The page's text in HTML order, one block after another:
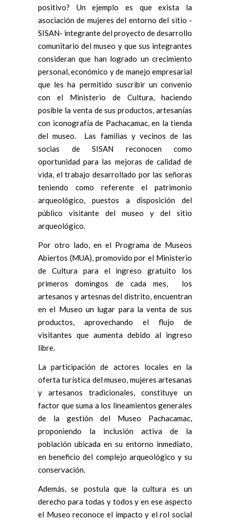
positivo? Un ejemplo es que exista la
asociación de mujeres del entorno del sitio -
SISAN- integrante del proyecto de desarrollo
comunitario del museo y que sus integrantes
consideran que han logrado un crecimiento
personal, económico y de manejo empresarial
que les ha permitido suscribir un convenio
con el Ministerio de Cultura, haciendo
posible la venta de sus productos, artesanías
con iconografía de Pachacamac, en la tienda
del museo. Las familias y vecinos de las
socias de SISAN reconocen como
oportunidad para las mejoras de calidad de
vida, el trabajo desarrollado por las señoras
teniendo como referente el patrimonio
arqueológico, puestos a disposición del
público visitante del museo y del sitio
arqueológico.
Por otro lado, en el Programa de Museos
Abiertos (MUA), promovido por el Ministerio
de Cultura para el ingreso gratuito los
primeros domingos de cada mes, los
artesanos y artesnas del distrito, encuentran
en el Museo un lugar para la venta de sus
productos, aprovechando el flujo de
visitantes que aumenta debido al ingreso
libre.
La participación de actores locales en la
oferta turística del museo, mujeres artesanas
y artesanos tradicionales, constituye un
factor que suma a los lineamientos generales
de la gestión del Museo Pachacamac,
proponiendo la inclusión activa de la
población ubicada en su entorno inmediato,
en beneficio del complejo arqueológico y su
conservación.
Además, se postula que la cultura es un
derecho para todas y todos y en ese aspecto
el Museo reconoce el impacto y el rol social